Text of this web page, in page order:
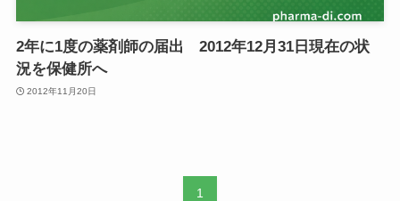
2年に1度の薬剤師の届出 2012年12月31日現在の状
況を保健所へ
2012年11月20日
1